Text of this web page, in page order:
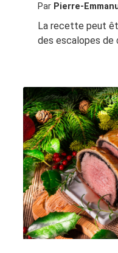
Par Pierre-
La recette peut
des escalopes de